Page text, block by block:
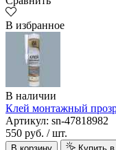
В избранное
В наличии
Клей монтажный
Артикул: sn-47818982
550 руб. / шт.